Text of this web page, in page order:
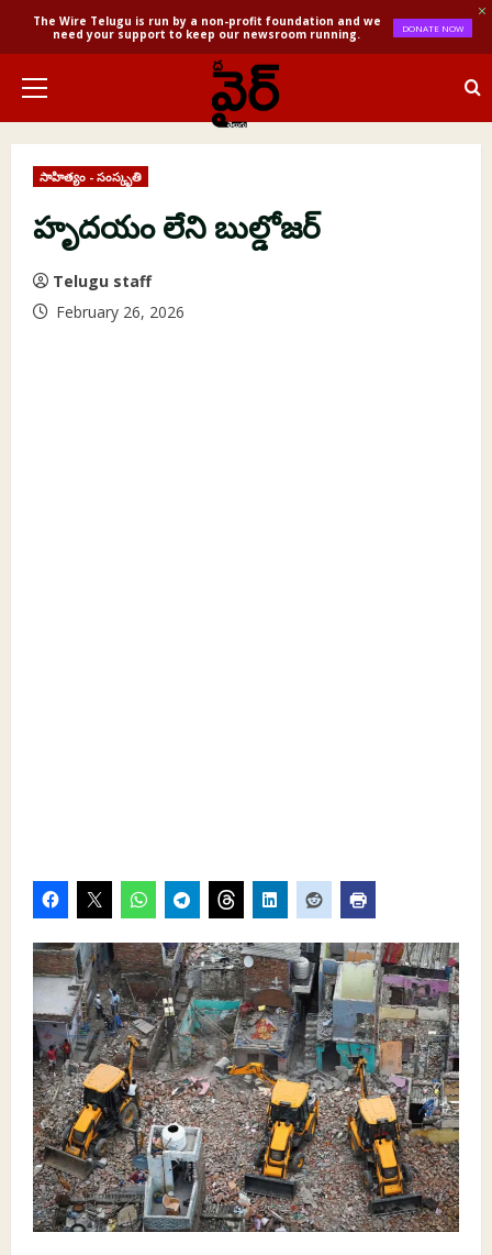
The Wire Telugu is run by a non-profit foundation and we
need your support to keep our newsroom running.
DONATE NOW
content
Primary
Menu
సాహిత్యం - సంస్కృతి
హృదయం లేని బుల్డోజర్
Telugu staff
February 26, 2026